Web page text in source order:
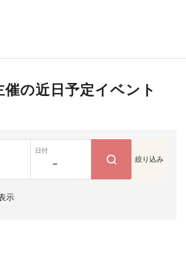
催の近日予定イベント
日付
~ 絞り込み
示